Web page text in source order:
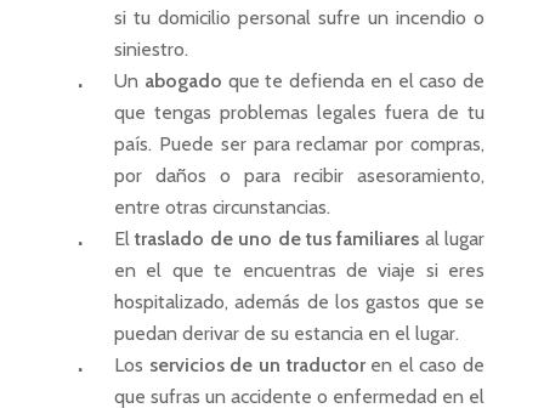
si tu domicilio personal sufre un incendio o
siniestro.
Un abogado que te defienda en el caso de
que tengas problemas legales fuera de tu
país. Puede ser para reclamar por compras,
por daños o para recibir asesoramiento,
entre otras circunstancias.
Eltraslado de uno de tus familiares al lugar
en el que te encuentras de viaje si eres
hospitalizado, además de los gastos que se
puedan derivar de su estancia en el lugar.
Los servicios de un traductoren el caso de
que sufras un accidente o enfermedad en el